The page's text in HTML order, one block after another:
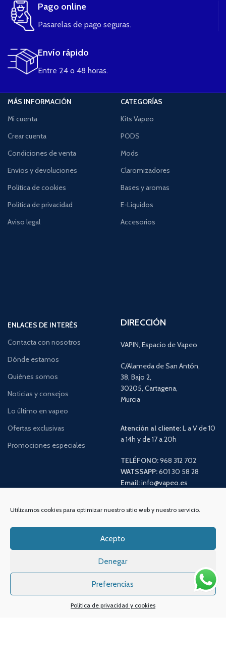
Utilizamos cookies para optimizar nuestro sitio web y nuestro servicio.
Acepto
Denegar
Preferencias
Política de privacidad y cookies
Pago online
Pasarelas de pago seguras.
Envío rápido
Entre 24 o 48 horas.
MÁS INFORMACIÓN
Mi cuenta
Crear cuenta
Condiciones de venta
Envíos y devoluciones
Política de cookies
Política de privacidad
Aviso legal
CATEGORÍAS
Kits Vapeo
PODS
Mods
Claromizadores
Bases y aromas
E-Líquidos
Accesorios
ENLACES DE INTERÉS
Contacta con nosotros
Dónde estamos
Quiénes somos
Noticias y consejos
Lo último en vapeo
Ofertas exclusivas
Promociones especiales
DIRECCIÓN
VAPIN, Espacio de Vapeo
C/Alameda de San Antón,
38, Bajo 2,
30205, Cartagena,
Murcia
Atención al cliente:L a V de 10
a 14h y de 17 a 20h
TELÉFONO:968 312 702
WATSSAPP:601 30 58 28
Email:info@vapeo.es
Sistemas de pagos Sistema de envío